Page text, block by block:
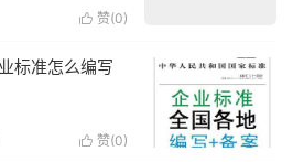
 赞(0)
标准怎么编写
 赞(0)